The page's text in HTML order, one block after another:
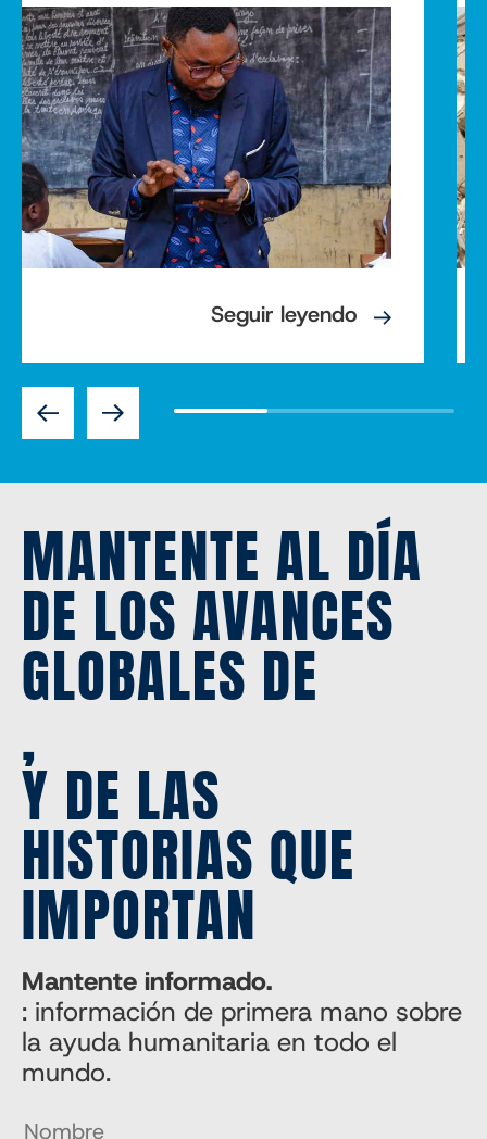
Previous
Seguir leyendo
Next
MANTENTE AL DÍA
DE LOS AVANCES
GLOBALES DE
,
Y DE LAS
HISTORIAS QUE
IMPORTAN
Mantente informado.
: información de primera mano sobre
la ayuda humanitaria en todo el
mundo.